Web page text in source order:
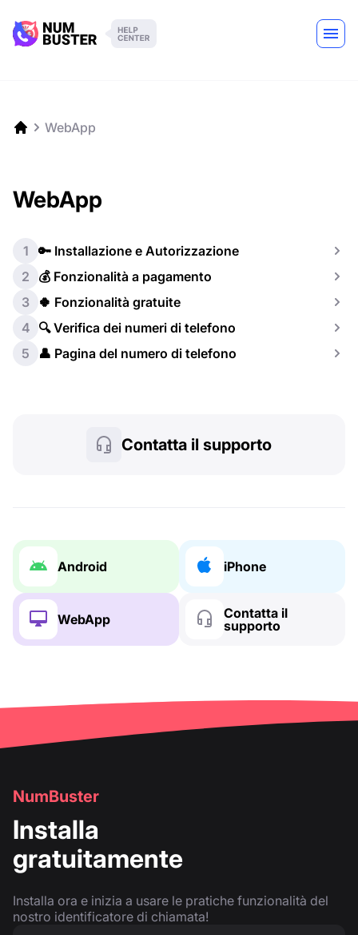
WebApp
WebApp
1
🔑 Installazione e Autorizzazione
2
💰 Fonzionalità a pagamento
3
🍀 Fonzionalità gratuite
4 🔍 Verifica dei numeri di telefono
5
👤 Pagina del numero di telefono
Contatta il supporto
Android iPhone
WebApp
Contatta il
supporto
NumBuster
Installa
gratuitamente
Installa ora e inizia a usare le pratiche funzionalità del
nostro identificatore di chiamata!